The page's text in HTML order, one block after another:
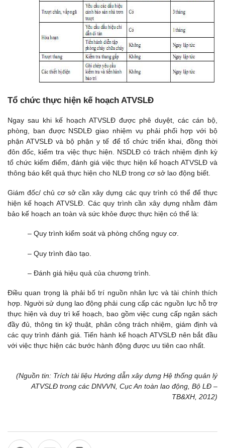
Tổ chức thực hiện kế hoạch ATVSLĐ
Ngay sau khi kế hoạch ATVSLĐ được phê duyệt, các cán bộ,
phòng, ban được NSDLĐ giao nhiệm vụ phải phối hợp với bộ
phận ATVSLĐ và bộ phận y tế để tổ chức triển khai, đồng thời
đôn đốc, kiểm tra việc thực hiện. NSDLĐ có trách nhiệm định kỳ
tổ chức kiểm điểm, đánh giá việc thực hiện kế hoạch ATVSLĐ và
thông báo kết quả thực hiện cho NLĐ trong cơ sở lao động biết.
Giám đốc/ chủ cơ sở cần xây dựng các quy trình có thể để thực
hiện kế hoạch ATVSLĐ. Các quy trình cần xây dựng nhằm đảm
bảo kế hoạch an toàn và sức khỏe được thực hiện có thể là:
– Quy trình kiểm soát và phòng chống nguy cơ.
– Quy trình đào tạo.
– Đánh giá hiệu quả của chương trình.
Điều quan trọng là phải bố trí nguồn nhân lực và tài chính thích
hợp. Người sử dụng lao động phải cung cấp các nguồn lực hỗ trợ
thực hiện và duy trì kế hoạch, bao gồm việc cung cấp ngân sách
đầy đủ, thông tin kỹ thuật, phân công trách nhiệm, giám định và
các quy trình đánh giá. Tiến hành kế hoạch ATVSLĐ nên bắt đầu
với việc thực hiện các bước hành động được ưu tiên cao nhất.
(Nguồn tin: Trích tài liệu Hướng dẫn xây dựng Hệ thống quản lý
ATVSLĐ trong các DNVVN, Cục An toàn lao động, Bộ LĐ –
TB&XH, 2012)